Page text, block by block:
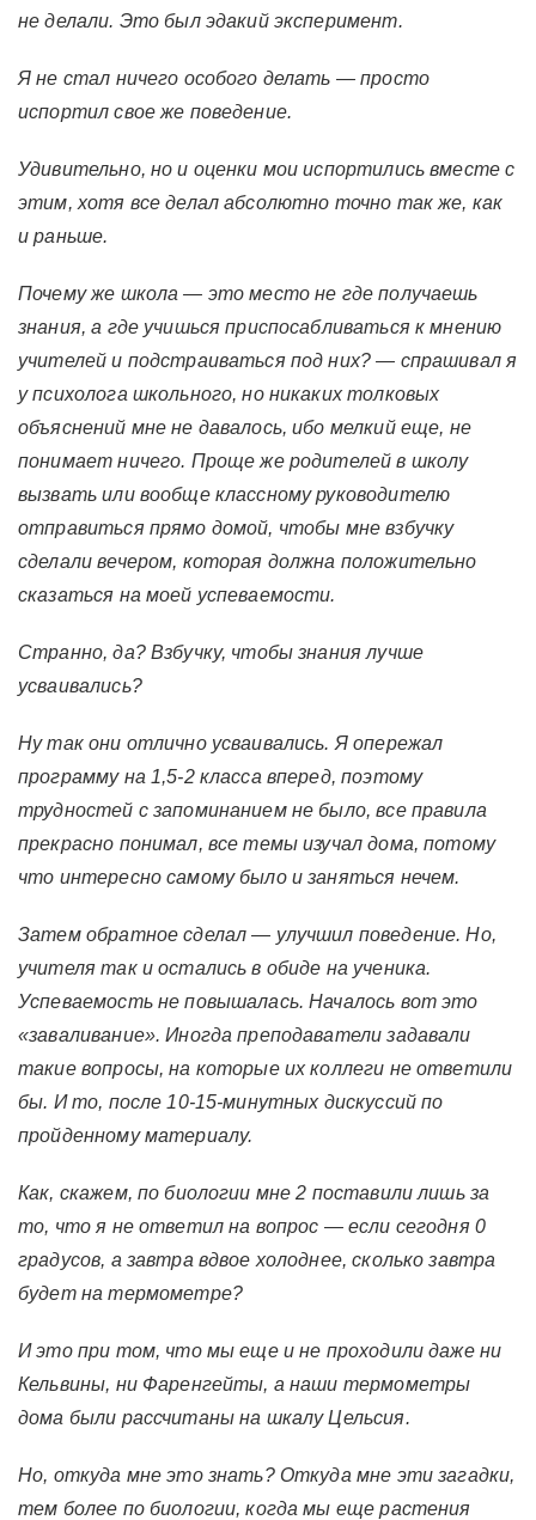
не делали. Это был эдакий эксперимент.
Я не стал ничего особого делать — просто
испортил свое же поведение.
Удивительно, но и оценки мои испортились вместе с
этим, хотя все делал абсолютно точно так же, как
и раньше.
Почему же школа — это место не где получаешь
знания, а где учишься приспосабливаться к мнению
учителей и подстраиваться под них? — спрашивал я
у психолога школьного, но никаких толковых
объяснений мне не давалось, ибо мелкий еще, не
понимает ничего. Проще же родителей в школу
вызвать или вообще классному руководителю
отправиться прямо домой, чтобы мне взбучку
сделали вечером, которая должна положительно
сказаться на моей успеваемости.
Странно, да? Взбучку, чтобы знания лучше
усваивались?
Ну так они отлично усваивались. Я опережал
программу на 1,5-2 класса вперед, поэтому
трудностей с запоминанием не было, все правила
прекрасно понимал, все темы изучал дома, потому
что интересно самому было и заняться нечем.
Затем обратное сделал — улучшил поведение. Но,
учителя так и остались в обиде на ученика.
Успеваемость не повышалась. Началось вот это
«заваливание». Иногда преподаватели задавали
такие вопросы, на которые их коллеги не ответили
бы. И то, после 10-15-минутных дискуссий по
пройденному материалу.
Как, скажем, по биологии мне 2 поставили лишь за
то, что я не ответил на вопрос — если сегодня 0
градусов, а завтра вдвое холоднее, сколько завтра
будет на термометре?
И это при том, что мы еще и не проходили даже ни
Кельвины, ни Фаренгейты, а наши термометры
дома были рассчитаны на шкалу Цельсия.
Но, откуда мне это знать? Откуда мне эти загадки,
тем более по биологии, когда мы еще растения